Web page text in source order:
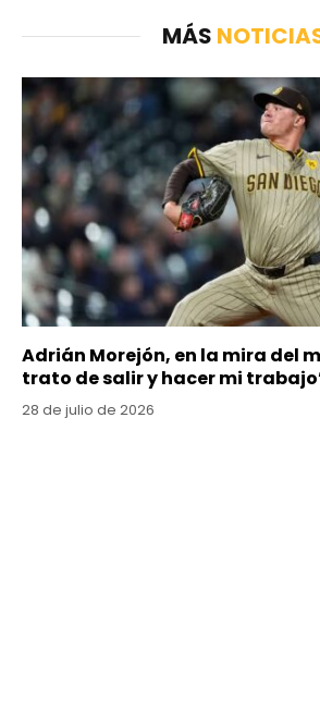
MÁS
Adrián Morejón, en la mira del
trato de salir y hacer mi
28 de julio de 2026